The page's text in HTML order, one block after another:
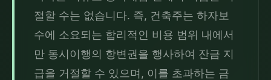
절할 수는 없습니다. 즉, 건축주는 하자보
수에 소요되는 합리적인 비용 범위 내에서
만 동시이행의 항변권을 행사하여 잔금 지
급을 거절할 수 있으며, 이를 초과하는 금